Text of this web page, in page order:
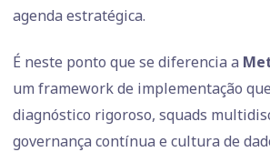
agenda estratégica.
É neste ponto que se diferencia a
um framework de implementação
diagnóstico rigoroso, squads
governança contínua e cultura de